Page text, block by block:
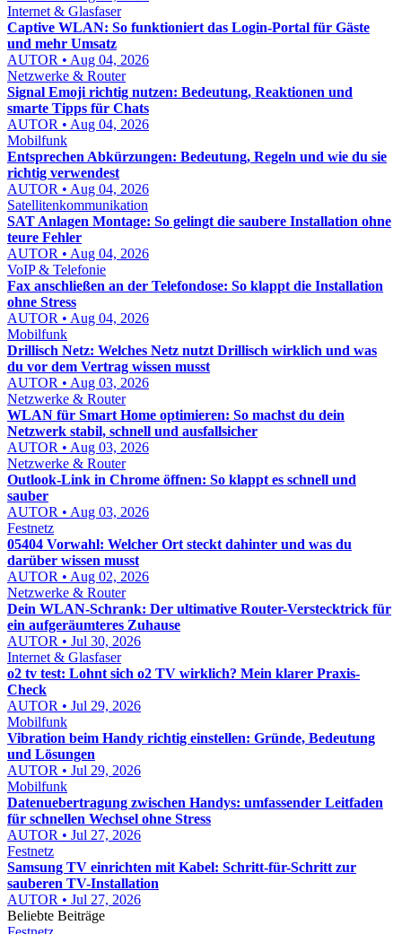
Internet & Glasfaser
Captive WLAN: So funktioniert das Login-Portal für Gäste
und mehr Umsatz
AUTOR • Aug 04, 2026
Netzwerke & Router
Signal Emoji richtig nutzen: Bedeutung, Reaktionen und
smarte Tipps für Chats
AUTOR • Aug 04, 2026
Mobilfunk
Entsprechen Abkürzungen: Bedeutung, Regeln und wie du sie
richtig verwendest
AUTOR • Aug 04, 2026
Satellitenkommunikation
SAT Anlagen Montage: So gelingt die saubere Installation ohne
teure Fehler
AUTOR • Aug 04, 2026
VoIP & Telefonie
Fax anschließen an der Telefondose: So klappt die Installation
ohne Stress
AUTOR • Aug 04, 2026
Mobilfunk
Drillisch Netz: Welches Netz nutzt Drillisch wirklich und was
du vor dem Vertrag wissen musst
AUTOR • Aug 03, 2026
Netzwerke & Router
WLAN für Smart Home optimieren: So machst du dein
Netzwerk stabil, schnell und ausfallsicher
AUTOR • Aug 03, 2026
Netzwerke & Router
Outlook-Link in Chrome öffnen: So klappt es schnell und
sauber
AUTOR • Aug 03, 2026
Festnetz
05404 Vorwahl: Welcher Ort steckt dahinter und was du
darüber wissen musst
AUTOR • Aug 02, 2026
Netzwerke & Router
Dein WLAN-Schrank: Der ultimative Router-Verstecktrick für
ein aufgeräumteres Zuhause
AUTOR • Jul 30, 2026
Internet & Glasfaser
o2 tv test: Lohnt sich o2 TV wirklich? Mein klarer Praxis-
Check
AUTOR • Jul 29, 2026
Mobilfunk
Vibration beim Handy richtig einstellen: Gründe, Bedeutung
und Lösungen
AUTOR • Jul 29, 2026
Mobilfunk
Datenuebertragung zwischen Handys: umfassender Leitfaden
für schnellen Wechsel ohne Stress
AUTOR • Jul 27, 2026
Festnetz
Samsung TV einrichten mit Kabel: Schritt-für-Schritt zur
sauberen TV-Installation
AUTOR • Jul 27, 2026
Beliebte Beiträge